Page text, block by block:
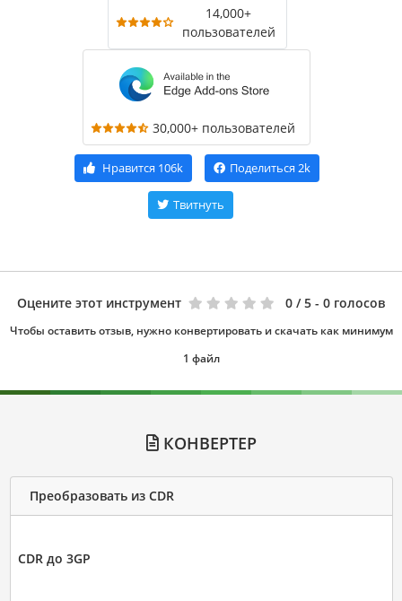
14,000+
пользователей
30,000+ пользователей
Нравится 106k Поделиться 2k
Твитнуть
Оцените этот инструмент 0 / 5 - 0 голосов
Чтобы оставить отзыв, нужно конвертировать и скачать как минимум
1 файл
КОНВЕРТЕР
Преобразовать из CDR
CDR до 3GP